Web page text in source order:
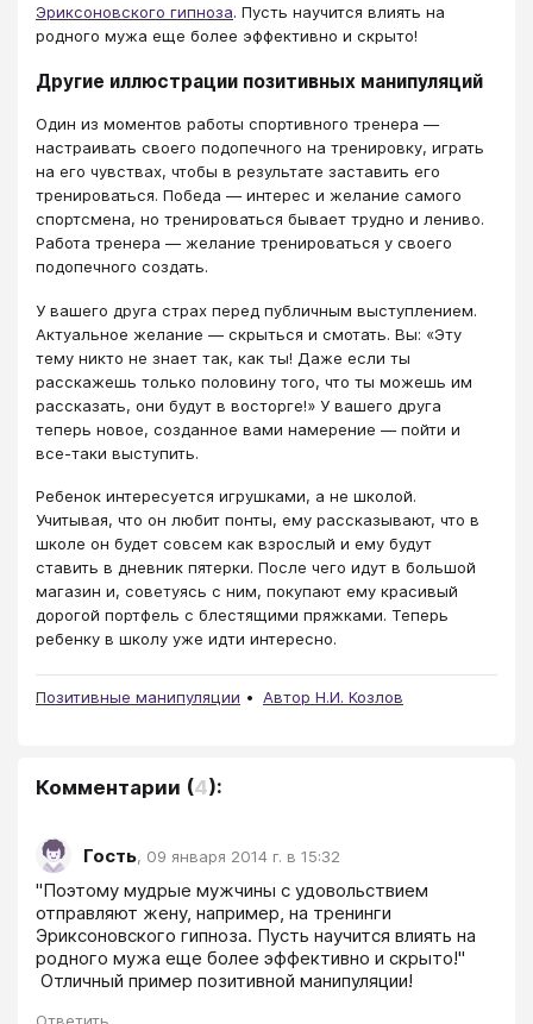
Эриксоновского гипноза. Пусть научится влиять на
родного мужа еще более эффективно и скрыто!
Другие иллюстрации позитивных манипуляций
Один из моментов работы спортивного тренера —
настраивать своего подопечного на тренировку, играть
на его чувствах, чтобы в результате заставить его
тренироваться. Победа — интерес и желание самого
спортсмена, но тренироваться бывает трудно и лениво.
Работа тренера — желание тренироваться у своего
подопечного создать.
У вашего друга страх перед публичным выступлением.
Актуальное желание — скрыться и смотать. Вы: «Эту
тему никто не знает так, как ты! Даже если ты
расскажешь только половину того, что ты можешь им
рассказать, они будут в восторге!» У вашего друга
теперь новое, созданное вами намерение — пойти и
все-таки выступить.
Ребенок интересуется игрушками, а не школой.
Учитывая, что он любит понты, ему рассказывают, что в
школе он будет совсем как взрослый и ему будут
ставить в дневник пятерки. После чего идут в большой
магазин и, советуясь с ним, покупают ему красивый
дорогой портфель с блестящими пряжками. Теперь
ребенку в школу уже идти интересно.
Позитивные манипуляции Автор Н.И. Козлов
Комментарии (4):
Гость, 09 января 2014 г. в 15:32
"Поэтому мудрые мужчины с удовольствием
отправляют жену, например, на тренинги
Эриксоновского гипноза. Пусть научится влиять на
родного мужа еще более эффективно и скрыто!"
Отличный пример позитивной манипуляции!